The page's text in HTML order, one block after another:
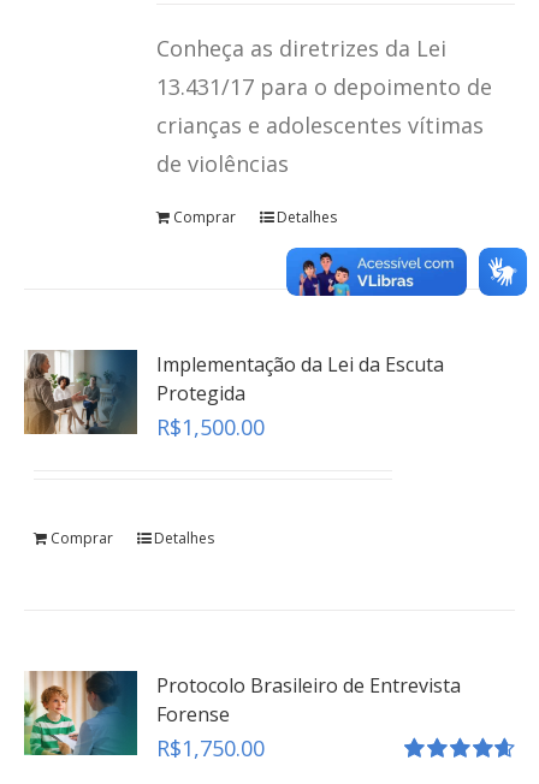
Conheça as diretrizes da Lei
13.431/17 para o depoimento de
crianças e adolescentes vítimas
de violências
Comprar Detalhes
Implementação da Lei da Escuta
Protegida
R$1,500.00
Comprar Detalhes
Protocolo Brasileiro de Entrevista
Forense
R$1,750.00
Protocolo Brasileiro de Entrevista Forense
teste